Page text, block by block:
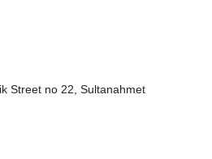
Street no 22, Sultanahmet